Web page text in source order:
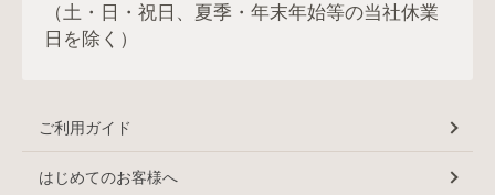
（土・日・祝日、夏季・年末年始等の当社休業
日を除く）
ご利用ガイド
はじめてのお客様へ